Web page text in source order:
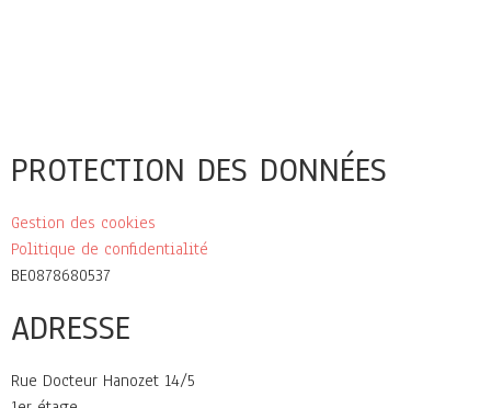
PROTECTION DES DONNÉES
Gestion des cookies
Politique de confidentialité
BE0878680537
ADRESSE
Rue Docteur Hanozet 14/5